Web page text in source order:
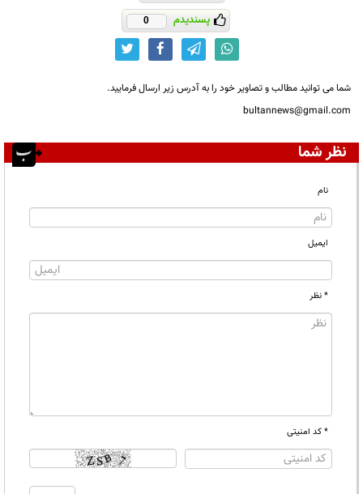
پسندیدم 0
شما می توانید مطالب و تصاویر خود را به آدرس زیر ارسال فرمایید.
bultannews@gmail.com
نظر شما
نام
ایمیل
* نظر
* کد امنیتی